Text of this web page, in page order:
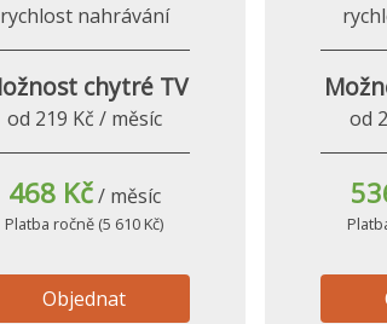
rychlost nahrávání
chytré TV
od 219 Kč / měsíc
468 Kč/ měsíc
Platba ročně (5 610 Kč)
Objednat
od